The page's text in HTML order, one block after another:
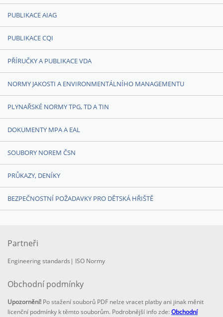
PUBLIKACE AIAG
PUBLIKACE CQI
PŘÍRUČKY A PUBLIKACE VDA
NORMY JAKOSTI A ENVIRONMENTÁLNÍHO MANAGEMENTU
PLYNAŘSKÉ NORMY TPG, TD A TIN
DOKUMENTY MPA A EAL
SOUBORY NOREM ČSN
PRŮKAZY, DENÍKY
BEZPEČNOSTNÍ POŽADAVKY PRO DĚTSKÁ HŘIŠTĚ
Partneři
Engineering standards | ISO Normy
Obchodní podmínky
Upozornění! Po stažení souborů PDF nelze vracet platby ani jinak měnit
licenční podmínky k těmto souborům. Podrobnější info zde:Obchodní